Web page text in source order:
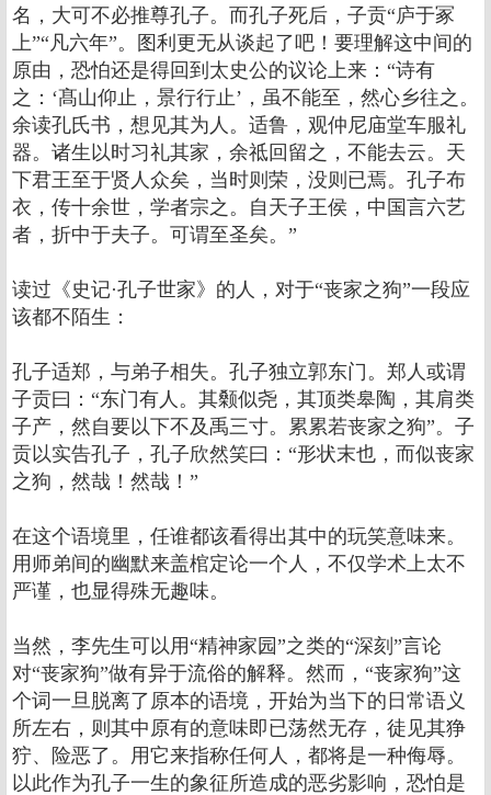
名，大可不必推尊孔子。而孔子死后，子贡“庐于冢
上”“凡六年”。图利更无从谈起了吧！要理解这中间的
原由，恐怕还是得回到太史公的议论上来：“诗有
之：‘髙山仰止，景行行止’，虽不能至，然心乡往之。
余读孔氏书，想见其为人。适鲁，观仲尼庙堂车服礼
器。诸生以时习礼其家，余祗回留之，不能去云。天
下君王至于贤人众矣，当时则荣，没则已焉。孔子布
衣，传十余世，学者宗之。自天子王侯，中国言六艺
者，折中于夫子。可谓至圣矣。”
读过《史记·孔子世家》的人，对于“丧家之狗”一段应
该都不陌生：
孔子适郑，与弟子相失。孔子独立郭东门。郑人或谓
子贡曰：“东门有人。其颡似尧，其顶类皋陶，其肩类
子产，然自要以下不及禹三寸。累累若丧家之狗”。子
贡以实告孔子，孔子欣然笑曰：“形状末也，而似丧家
之狗，然哉！然哉！”
在这个语境里，任谁都该看得出其中的玩笑意味来。
用师弟间的幽默来盖棺定论一个人，不仅学术上太不
严谨，也显得殊无趣味。
当然，李先生可以用“精神家园”之类的“深刻”言论
对“丧家狗”做有异于流俗的解释。然而，“丧家狗”这
个词一旦脱离了原本的语境，开始为当下的日常语义
所左右，则其中原有的意味即已荡然无存，徒见其狰
狞、险恶了。用它来指称任何人，都将是一种侮辱。
以此作为孔子一生的象征所造成的恶劣影响，恐怕是